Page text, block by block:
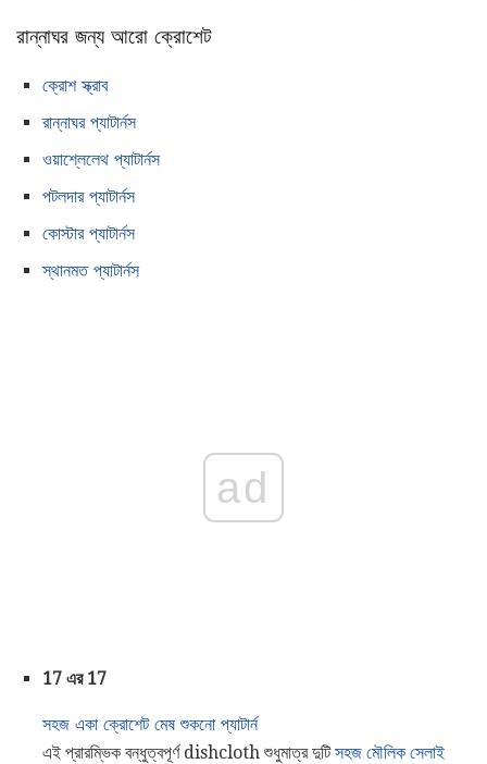
রান্নাঘর জন্য আরো ক্রোশেট
ক্রোশ স্ক্রাব
রান্নাঘর প্যাটার্নস
ওয়াশ্লেলেথ প্যাটার্নস
পটলদার প্যাটার্নস
কোস্টার প্যাটার্নস
স্থানমত প্যাটার্নস
ad
17 এর 17
সহজ একা ক্রোশেট মেষ শুকনো প্যাটার্ন
এই প্রারম্ভিক বন্ধুত্বপূর্ণ dishcloth শুধুমাত্র দুটিসহজ মৌলিক সেলাই